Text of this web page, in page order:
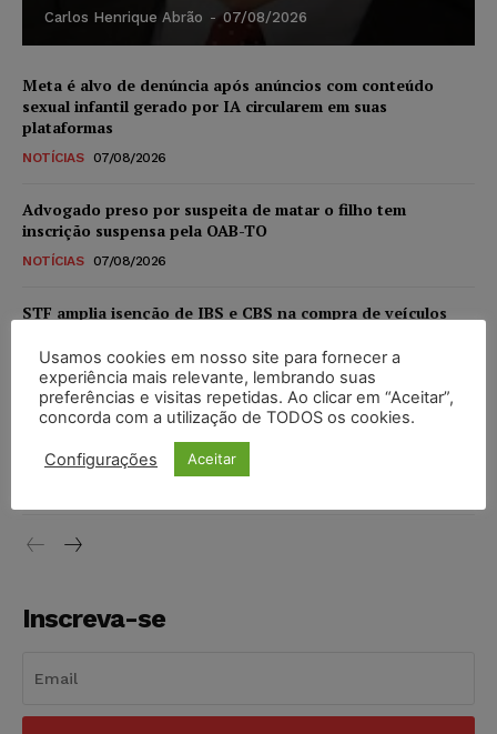
Carlos Henrique Abrão - 07/08/2026
Meta é alvo de denúncia após anúncios com conteúdo
sexual infantil gerado por IA circularem em suas
plataformas
NOTÍCIAS 07/08/2026
Advogado preso por suspeita de matar o filho tem
inscrição suspensa pela OAB-TO
NOTÍCIAS 07/08/2026
STF amplia isenção de IBS e CBS na compra de veículos
níveis
DIREITO TRIBUTÁRIO 07/08/2026
Justiça do Trabalho mantém justa causa de empregado que
vendia canetas emagrecedoras no local de trabalho
Inscreva-se
Usamos cookies em nosso site para fornecer a
experiência mais relevante, lembrando suas
preferências e visitas repetidas. Ao clicar em “Aceitar”,
concorda com a utilização de TODOS os cookies.
Configurações Aceitar